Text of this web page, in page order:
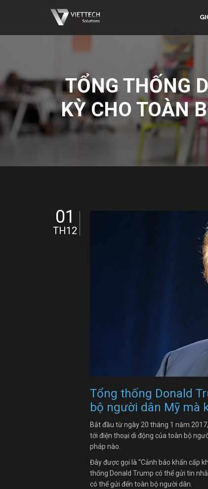
TỔNG THỐNG
KỲ CHO TOÀN
Tổng thống Donald
bộ người dân Mỹ mà
01
TH12
Bắt đầu từ ngày 20 tháng 1 năm
tới điện thoại di động của toàn bộ
pháp nào.
Đây được gọi là “Cảnh báo khẩn cấp
thống Donald Trump có thể gửi tin
có thể gửi đến toàn bộ người dân.